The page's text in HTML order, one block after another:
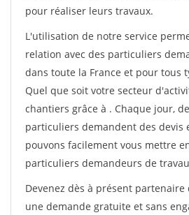
pour réaliser leurs travaux.
L'utilisation de notre service
relation avec des particuliers
dans toute la France et pour tous
Quel que soit votre secteur
chantiers grâce à . Chaque jour,
particuliers demandent des devis
pouvons facilement vous mettre
particuliers demandeurs de
Devenez dès à présent partenaire
une demande gratuite et sans